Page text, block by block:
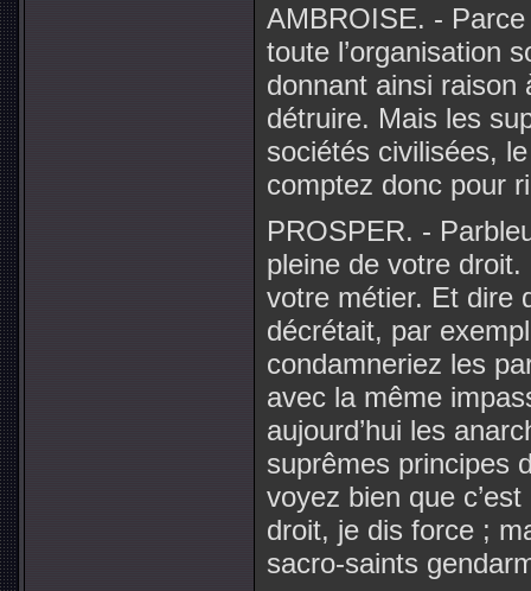
AMBROISE. -
toute l’organisation
donnant ainsi raison
détruire. Mais les
sociétés civilisées,
comptez donc pour
PROSPER. -
pleine de votre droit.
votre métier. Et dire
décrétait, par
condamneriez les
avec la même
aujourd’hui les
suprêmes principes
voyez bien que
droit, je dis force ;
sacro-saints